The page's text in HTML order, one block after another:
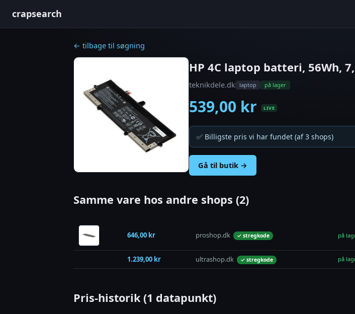
crapsearch
← tilbage til søgning
HP 4C laptop batteri, 56Wh,
teknikdele.dk laptop på lager
539,00 kr LIVE
✅ Billigste pris vi har fundet (af 3 shops)
Gå til butik →
Samme vare hos andre shops (2)
646,00 kr proshop.dk ✓ stregkode på
1.239,00 kr ultrashop.dk ✓ stregkode på
Pris-historik (1 datapunkt)